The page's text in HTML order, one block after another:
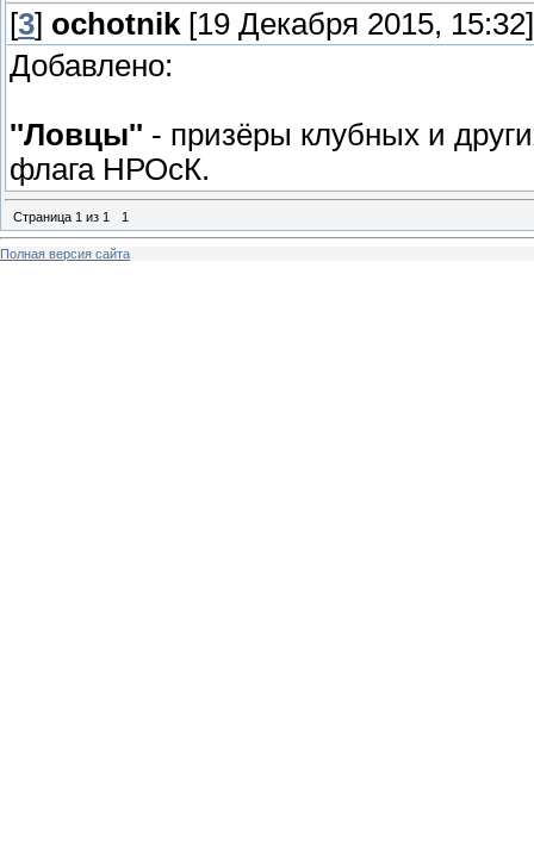
[3] ochotnik [19 Декабря 2015, 15:32]
Добавлено:
''Ловцы'' - призёры клубных и
флага НРОсК.
Страница 1 из 1 1
Полная версия сайта